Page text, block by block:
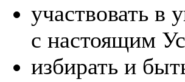
участвовать в
с настоящим
избирать и